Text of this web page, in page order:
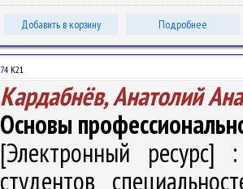
Добавить в корзину Подробнее
74 К21
Кардабнёв, Анатолий
Основы
[Электронный ресурс]
студентов